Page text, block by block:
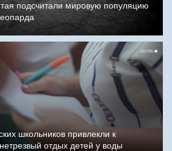
подсчитали мировую популяцию
школьников привлекли к
отдых детей у воды